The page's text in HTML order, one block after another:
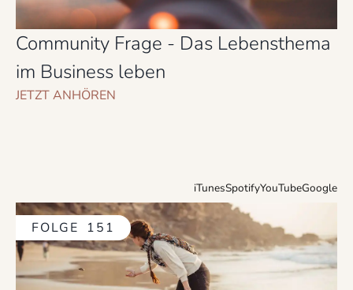
Community Frage - Das Lebensthema
im Business leben
JETZT ANHÖREN
iTunesSpotifyYouTubeGoogle
FOLGE 151